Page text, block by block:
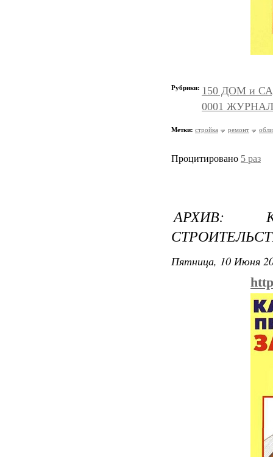
Рубрики: 150 ДОМ и
0001
Метки: стройка ремонт
Процитировано 5 раз
АРХИВ:
Пятница, 10 Июня